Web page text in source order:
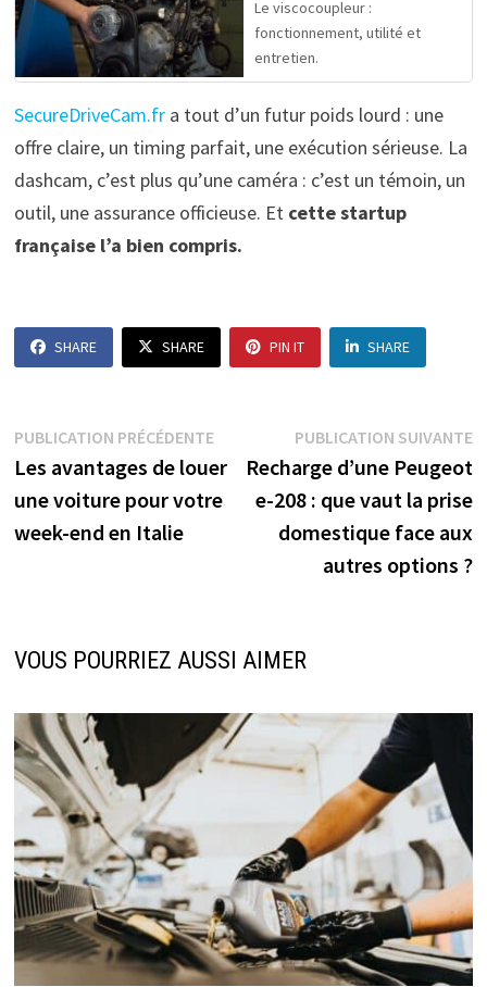
Le viscocoupleur :
fonctionnement, utilité et
entretien.
SecureDriveCam.fra tout d’un futur poids lourd : une
offre claire, un timing parfait, une exécution sérieuse. La
dashcam, c’est plus qu’une caméra : c’est un témoin, un
outil, une assurance officieuse. Et cette startup
française l’a bien compris.
SHARE SHARE PIN IT SHARE
Navigation
de
l’article
PUBLICATION PRÉCÉDENTEPublication
précédente :
Les avantages de louer
une voiture pour votre
week-end en Italie
PUBLICATION SUIVANTE
Recharge d’une Peugeot
e-208 : que vaut la prise
domestique face aux
autres options ?
VOUS POURRIEZ AUSSI AIMER